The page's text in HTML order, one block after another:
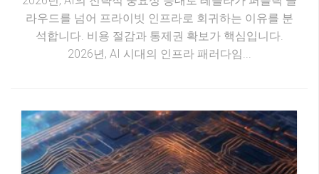
라우드를 넘어 프라이빗 인프라로 회귀하는 이유를 분
석합니다. 비용 절감과 통제권 확보가 핵심입니다.
2026년, AI 시대의 인프라 패러다임...